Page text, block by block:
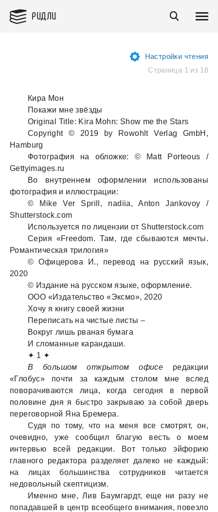
РИДЛИ
Настройки чтения
Страница 1 из 18
Кира Мон
Покажи мне звёзды
Original Title: Kira Mohn: Show me the Stars
Copyright © 2019 by Rowohlt Verlag GmbH,
Hamburg
Фотография на обложке: © Matt Porteous /
Gettyimages.ru
Во внутреннем оформлении использованы
фотография и иллюстрации:
© Mike Ver Sprill, nadiia, Anton Jankovoy /
Shutterstock.com
Используется по лицензии от Shutterstock.com
Серия «Freedom. Там, где сбываются мечты.
Романтическая трилогия»
© Офицерова И., перевод на русский язык,
2020
© Издание на русском языке, оформление.
ООО «Издательство «Эксмо», 2020
Хочу я книгу своей жизни
Переписать на чистые листы –
Вокруг лишь рваная бумага
И сломанные карандаши.
✦ 1 ✦
В большом открытом офисе редакции
«Глобус» почти за каждым столом мне вслед
поворачиваются лица, когда сегодня в первой
половине дня я быстро закрываю за собой дверь
переговорной Яна Бремера.
Судя по тому, что на меня все смотрят, он,
очевидно, уже сообщил благую весть о моем
интервью всей редакции. Вот только эйфорию
главного редактора разделяет далеко не каждый:
на лицах большинства сотрудников читается
недовольный скептицизм.
Именно мне, Лив Баумгардт, еще ни разу не
попадавшей в центр всеобщего внимания, повезло